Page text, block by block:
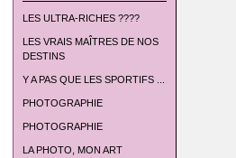
LES ULTRA-RICHES ????
LES VRAIS MAÎTRES DE NOS
DESTINS
Y A PAS QUE LES SPORTIFS ...
PHOTOGRAPHIE
PHOTOGRAPHIE
LA PHOTO, MON ART